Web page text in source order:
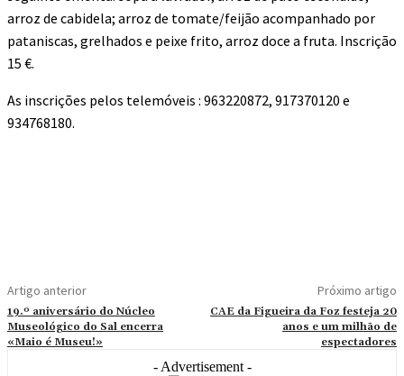
arroz de cabidela; arroz de tomate/feijão acompanhado por
pataniscas, grelhados e peixe frito, arroz doce a fruta. Inscrição
15 €.
As inscrições pelos telemóveis : 963220872, 917370120 e
934768180.
Artigo anterior
19.º aniversário do Núcleo
Museológico do Sal encerra
«Maio é Museu!»
Próximo artigo
CAE da Figueira da Foz festeja 20
anos e um milhão de
espectadores
- Advertisement -